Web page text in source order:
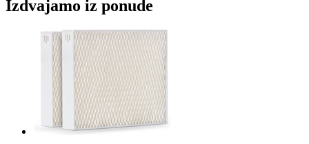
Izdvajamo iz ponude